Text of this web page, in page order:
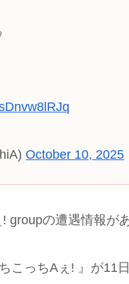
October 10, 2025
の遭遇情報が
こっちAぇ! 』が11